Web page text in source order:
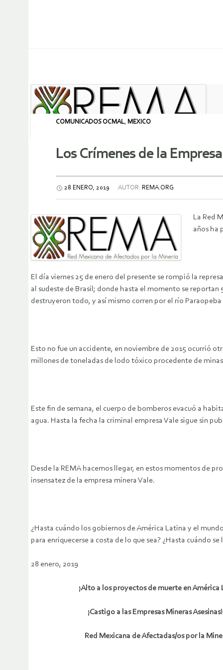
COMUNICADOS OCMAL, MEXICO
Los Crímenes de la
28 ENERO, 2019 AUTOR: REMA.ORG
La Red
años ha
El día viernes 25 de enero del presente se rompió la
al sudeste de Brasil; donde hasta el momento se reportan
destruyeron todo, y así mismo corren por el río
Esto no fue un accidente, en noviembre de 2015 ocurrió
millones de toneladas de lodo tóxico procedente de
Este fin de semana, el cuerpo de bomberos evacuó a
agua. Hasta la fecha la criminal empresa Vale sigue sin
Desde la REMA hacemos llegar, en estos momentos de
insensatez de la empresa minera Vale.
¿Hasta cuándo los gobiernos de América Latina y el
para enriquecerse a costa de lo que sea? ¿Hasta cuándo
28 enero, 2019
¡Alto a los proyectos de muerte en América
¡Castigo a las Empresas Mineras Asesinas!
Red Mexicana de Afectadas/os por la